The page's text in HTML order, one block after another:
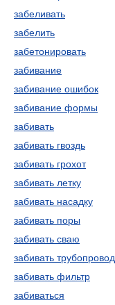
забеливать
забелить
забетонировать
забивание
забивание ошибок
забивание формы
забивать
забивать гвоздь
забивать грохот
забивать летку
забивать насадку
забивать поры
забивать сваю
забивать трубопровод
забивать фильтр
забиваться